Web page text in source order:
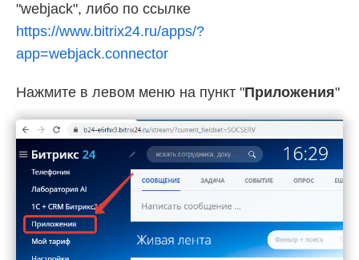
"webjack", либо по ссылке
https://www.bitrix24.ru/apps/?
app=webjack.connector
Нажмите в левом меню на пункт "Приложения"